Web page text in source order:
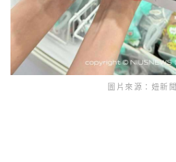
圖片來源：妞新聞